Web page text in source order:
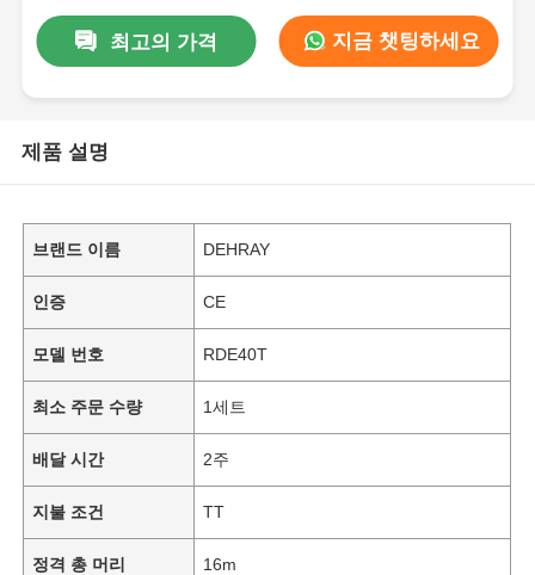
최고의 가격 지금 챗팅하세요
제품 설명
브랜드 이름 DEHRAY
인증 CE
모델 번호 RDE40T
최소 주문 수량 1세트
배달 시간 2주
지불 조건 TT
정격 총 머리 16m